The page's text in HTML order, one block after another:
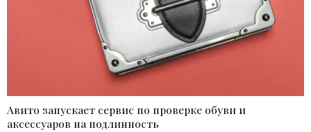
Авито запускает сервис по проверке обуви и
аксессуаров на подлинность